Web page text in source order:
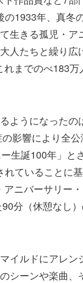
1933年、真冬
生きる孤児・
たちと繰り広
れまでのべ183
ようになった
影響により全
生誕100年」と
ていることに
ニバーサリー・
分（休憩なし
イルドにアレン
シーンや楽曲